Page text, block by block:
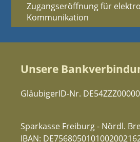
Zugangseröffnung für
Kommunikation
Unsere
GläubigerID-Nr.
Sparkasse Freiburg - Nördl.
IBAN: